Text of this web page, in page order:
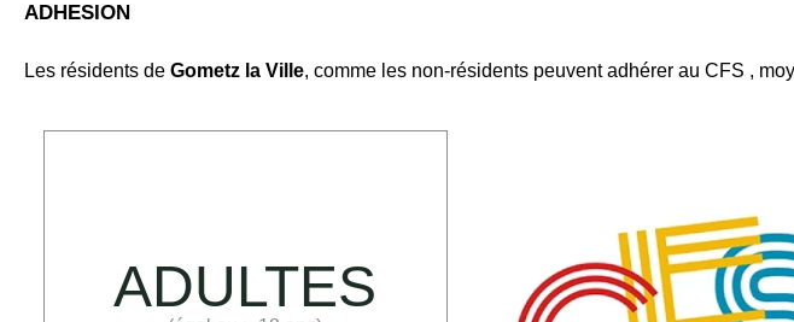
ADHESION
Les résidents de Gometz la Ville, comme les non-résidents peuvent adhérer au CFS ,
ADULTES